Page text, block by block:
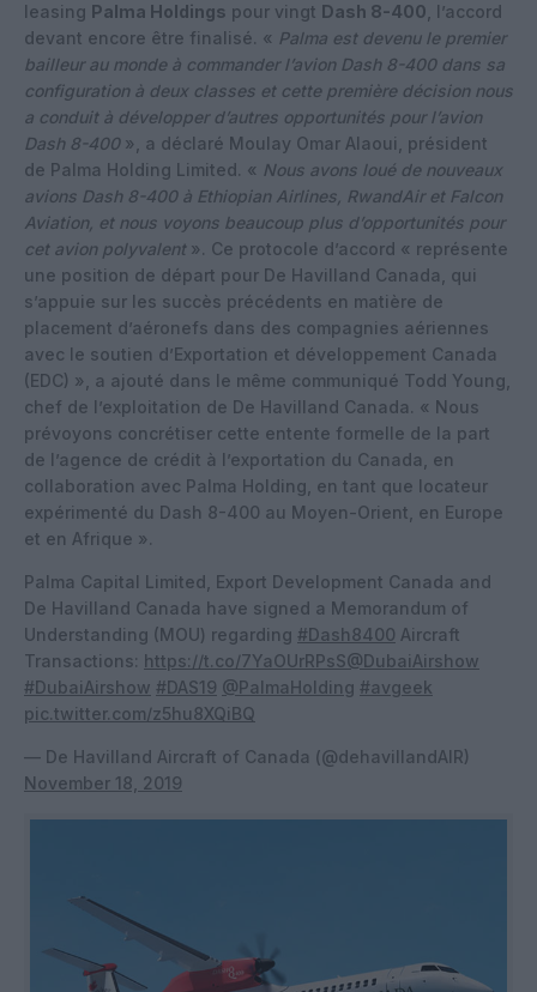
leasing Palma Holdings pour vingt Dash 8-400 , l’accord
devant encore être finalisé. « Palma est devenu le premier
bailleur au monde à commander l’avion Dash 8-400 dans sa
configuration à deux classes et cette première décision nous
a conduit à développer d’autres opportunités pour l’avion
Dash 8-400», a déclaré Moulay Omar Alaoui, président
de Palma Holding Limited. « Nous avons loué de nouveaux
avions Dash 8-400 à Ethiopian Airlines, RwandAir et Falcon
Aviation, et nous voyons beaucoup plus d’opportunités pour
cet avion polyvalent ». Ce protocole d’accord « représente
une position de départ pour De Havilland Canada, qui
s’appuie sur les succès précédents en matière de
placement d’aéronefs dans des compagnies aériennes
avec le soutien d’Exportation et développement Canada
(EDC) », a ajouté dans le même communiqué Todd Young,
chef de l’exploitation de De Havilland Canada. « Nous
prévoyons concrétiser cette entente formelle de la part
de l’agence de crédit à l’exportation du Canada, en
collaboration avec Palma Holding, en tant que locateur
expérimenté du Dash 8-400 au Moyen-Orient, en Europe
et en Afrique ».
Palma Capital Limited, Export Development Canada and
De Havilland Canada have signed a Memorandum of
Understanding (MOU) regarding #Dash8400 Aircraft
Transactions: https://t.co/7YaOUrRPsS@DubaiAirshow
#DubaiAirshow #DAS19 @PalmaHolding #avgeek
pic.twitter.com/z5hu8XQiBQ
— De Havilland Aircraft of Canada (@dehavillandAIR)
November 18, 2019